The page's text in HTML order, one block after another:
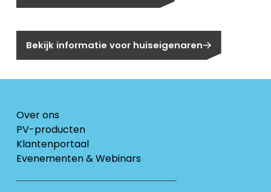
Bekijk informatie voor huiseigenaren
Over ons
PV-producten
Klantenportaal
Evenementen & Webinars